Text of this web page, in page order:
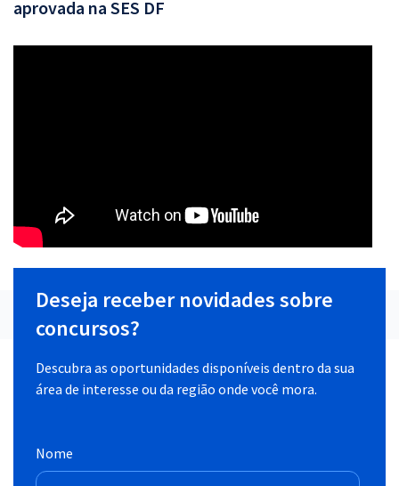
aprovada na SES DF
Deseja receber novidades sobre
concursos?
Descubra as oportunidades disponíveis dentro da sua
área de interesse ou da região onde você mora.
Nome